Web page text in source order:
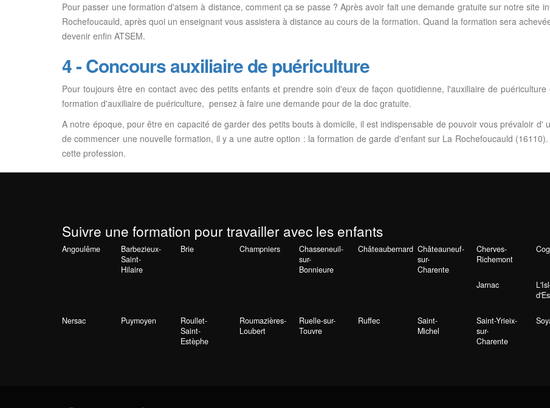
Pour passer une formation d'atsem à distance, comment ça se passe ? Après avoir fait une demande gratuite sur notre site
Rochefoucauld, après quoi un enseignant vous assistera à distance au cours de la formation. Quand la formation sera
devenir enfin ATSEM.
4 - Concours auxiliaire de puériculture
Pour toujours être en contact avec des petits enfants et prendre soin d'eux de façon quotidienne, l'auxiliaire de
formation d'auxiliaire de puériculture, pensez à faire une demande pour de la doc gratuite.
A notre époque, pour être en capacité de garder des petits bouts à domicile, il est indispensable de pouvoir vous prévaloir d'
de commencer une nouvelle formation, il y a une autre option : la formation de garde d'enfant sur La Rochefoucauld
cette profession.
Suivre une formation pour travailler avec les enfants
Angoulême
Barbezieux-
Saint-
Hilaire
Brie Champniers
Chasseneuil-
sur-
Bonnieure
Châteaubernard Châteauneuf-
sur-
Charente
Cherves-
Richemont
Jarnac
Nersac Puymoyen
Roullet-
Saint-
Estèphe
Roumazières-
Loubert
Ruelle-sur-
Touvre
Ruffec
Saint-
Michel
Saint-Yrieix-
sur-
Charente